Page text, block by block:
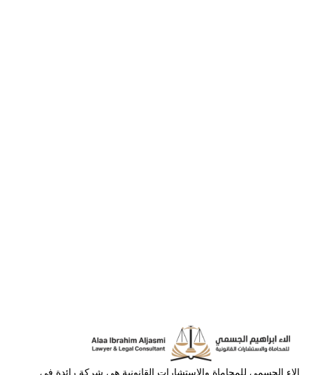
الاء الجسمي للمحاماة والاستشارات القانونية هي شركة رائدة في